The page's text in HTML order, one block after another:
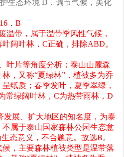
态环境 D．调节气候，美化
．B
带，属于温带季风性气候，
阔叶林，C正确，排除ABD。
片等角度分析；泰山山麓森
，又称“夏绿林”，植被多为乔
纸质；春季发叶，夏季翠绿，
常绿阔叶林，C为热带雨林，D
展、扩大地区的知名度，为泰
属于泰山国家森林公园生态意
态意义，不合题意。故选B。
，主要森林植被类型是温带落